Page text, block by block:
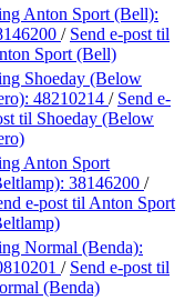
Anton Sport (Bell):
/ Send e-post til
Sport (Bell)
Shoeday (Below
48210214 / Send e-
til Shoeday (Below
Anton Sport
38146200 /
e-post til Anton Sport
Normal (Benda):
/ Send e-post til
(Benda)